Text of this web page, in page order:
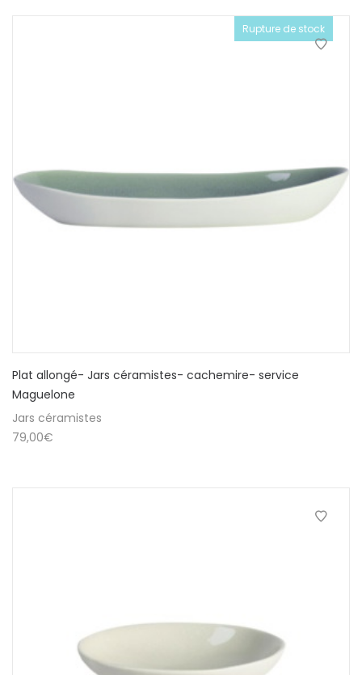
Rupture de stock
Plat allongé- Jars céramistes- cachemire- service
Maguelone
Jars céramistes
79,00€